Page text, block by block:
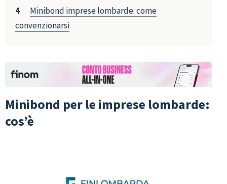
Minibond imprese lombarde: come
convenzionarsi
Minibond per le imprese lombarde:
cos’è